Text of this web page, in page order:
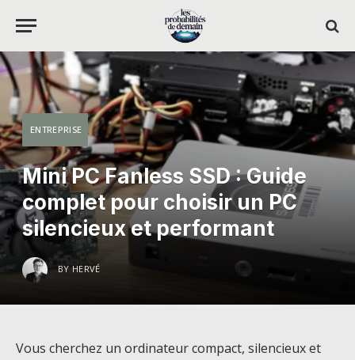
ENTREPRISE
Mini PC Fanless SSD : Guide
complet pour choisir un PC
silencieux et performant
BY HERVÉ
Vous cherchez un ordinateur compact, silencieux et